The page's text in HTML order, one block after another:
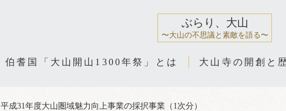
ぶらり、大山
〜大山の不思議と素敵を語る〜
伯耆国「大山開山1300年祭」とは 大山寺の開創と
平成31年度大山圏域魅力向上事業の採択事業（1次分）